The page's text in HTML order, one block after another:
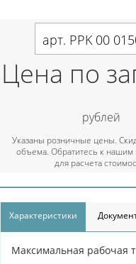
арт. PPK 00
Цена по
рублей
Указаны розничные цены.
объема. Обратитесь к
для расчета
Характеристики
Максимальная рабочая